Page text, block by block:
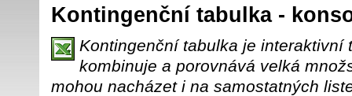
Kontingenční tabulka -
Kontingenční tabulka je interaktivní
kombinuje a porovnává velká
mohou nacházet i na samostatných